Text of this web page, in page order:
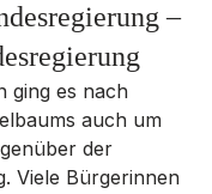
–
ging es nach
auch um
der
Viele Bürgerinnen